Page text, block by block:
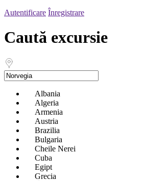
Autentificare Înregistrare
Caută excursie
Albania
Algeria
Armenia
Austria
Brazilia
Bulgaria
Cheile Nerei
Cuba
Egipt
Grecia